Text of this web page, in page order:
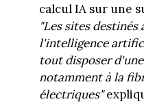
calcul IA sur une
"Les sites destinés
l'intelligence
tout disposer
notamment à la
électriques"